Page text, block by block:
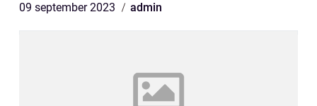
09 september 2023 admin